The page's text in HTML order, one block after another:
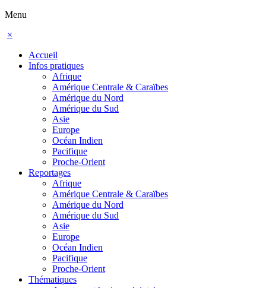
Menu
×
Accueil
Infos pratiques
Afrique
Amérique Centrale & Caraïbes
Amérique du Nord
Amérique du Sud
Asie
Europe
Océan Indien
Pacifique
Proche-Orient
Reportages
Afrique
Amérique Centrale & Caraïbes
Amérique du Nord
Amérique du Sud
Asie
Europe
Océan Indien
Pacifique
Proche-Orient
Thématiques